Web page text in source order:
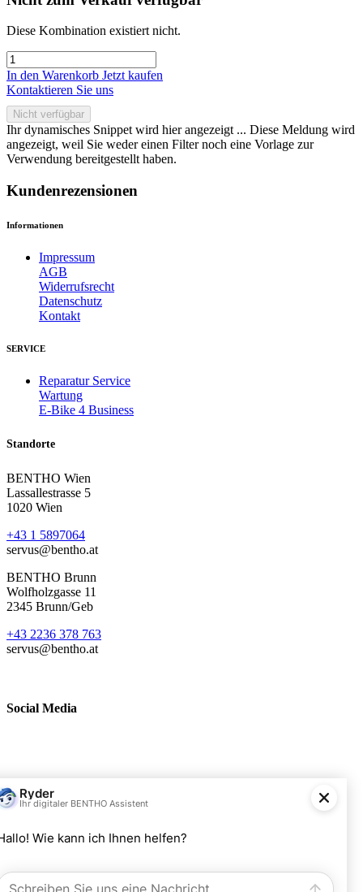
Diese Kombination existiert nicht.
In den Warenkorb Jetzt kaufen
Kontaktieren Sie uns
Nicht verfügbar
Ihr dynamisches Snippet wird hier angezeigt ... Diese Meldung wird
angezeigt, weil Sie weder einen Filter noch eine Vorlage zur
Verwendung bereitgestellt haben.
Kundenrezensionen
Informationen
Impressum
AGB
Widerrufsrecht
Datenschutz
Kontakt
SERVICE
Reparatur Service
Wartung
E-Bike 4 Business
Standorte
BENTHO Wien
Lassallestrasse 5
1020 Wien
+43 1 5897064
servus@bentho.at
BENTHO Brunn
Wolfholzgasse 11
2345 Brunn/Geb
+43 2236 378 763
servus@bentho.at
Social Media
BENTHO eMobility GmbH
Wolfholzgasse 11
+43 2236 378763